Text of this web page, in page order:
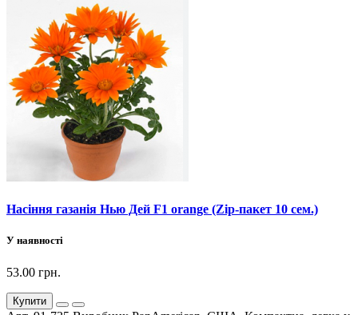
Насіння газанія Нью Дей F1 orange (Zip-пакет 10 сем.)
У наявності
53.00 грн.
Купити